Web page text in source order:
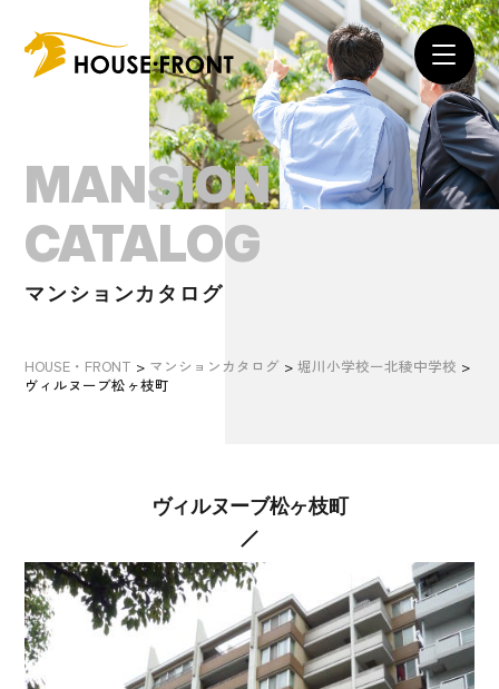
MANSION
CATALOG
マンションカタログ
HOUSE・FRONT > マンションカタログ >堀川小学校ー北稜中学校 >
ヴィルヌーブ松ヶ枝町
ヴィルヌーブ松ヶ枝町